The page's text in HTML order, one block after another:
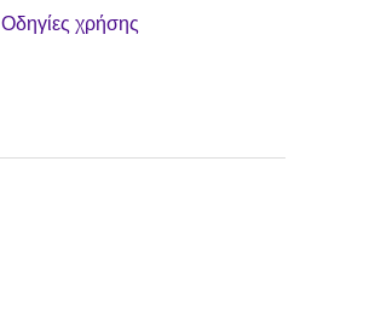
Οδηγίες χρήσης